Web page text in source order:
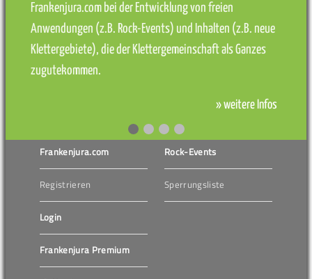
Frankenjura.com bei der Entwicklung von freien
Anwendungen (z.B. Rock-Events) und Inhalten (z.B. neue
Klettergebiete), die der Klettergemeinschaft als Ganzes
zugutekommen.
» weitere Infos
Frankenjura.com
Registrieren
Login
Frankenjura Premium
Rock-Events
Sperrungsliste